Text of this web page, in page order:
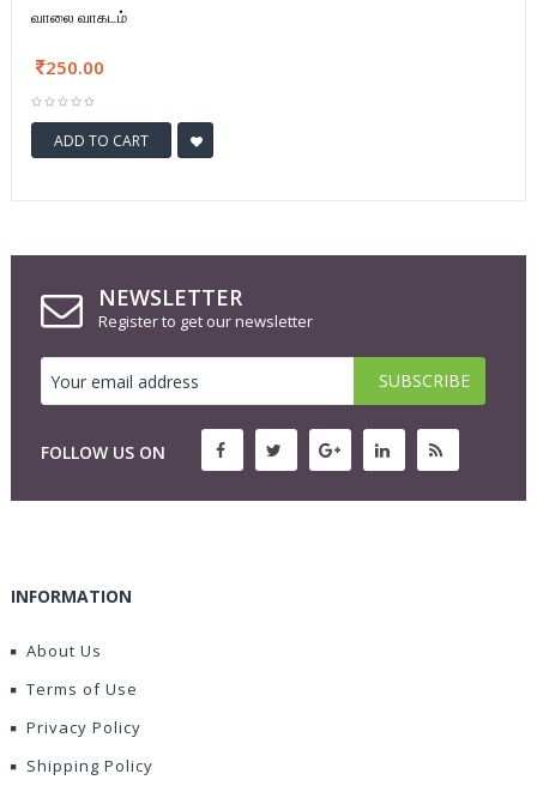
வாலை வாகடம்
250.00
ADD TO CART
NEWSLETTER
Register to get our newsletter
FOLLOW US ON
INFORMATION
About Us
Terms of Use
Privacy Policy
Shipping Policy